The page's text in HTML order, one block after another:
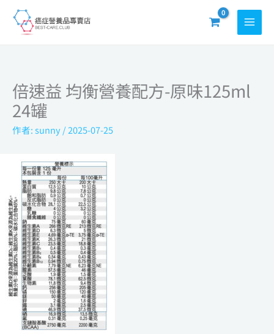
倍速益 均衡營養配方-原味125ml
24罐
作者:sunny/2025-07-25